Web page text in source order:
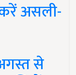
असली-
से